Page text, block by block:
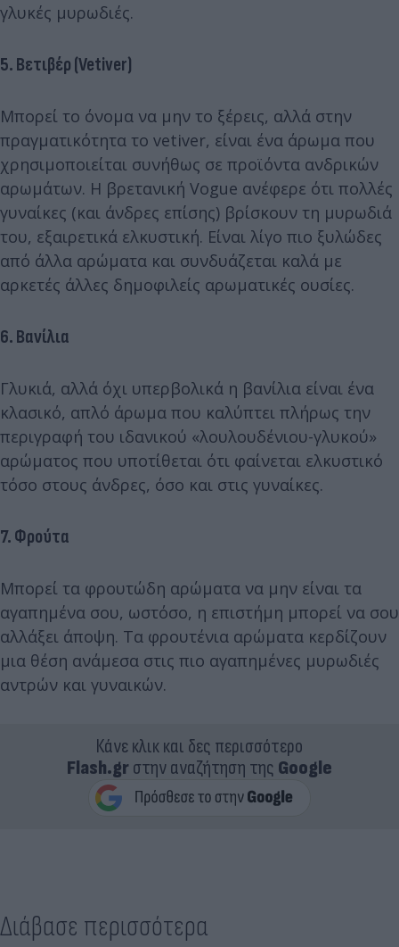
γλυκές μυρωδιές.
5. Βετιβέρ (Vetiver)
Μπορεί το όνομα να μην το ξέρεις, αλλά στην
πραγματικότητα το vetiver, είναι ένα άρωμα που
χρησιμοποιείται συνήθως σε προϊόντα ανδρικών
αρωμάτων. Η βρετανική Vogue ανέφερε ότι πολλές
γυναίκες (και άνδρες επίσης) βρίσκουν τη μυρωδιά
του, εξαιρετικά ελκυστική. Είναι λίγο πιο ξυλώδες
από άλλα αρώματα και συνδυάζεται καλά με
αρκετές άλλες δημοφιλείς αρωματικές ουσίες.
6. Βανίλια
Γλυκιά, αλλά όχι υπερβολικά η βανίλια είναι ένα
κλασικό, απλό άρωμα που καλύπτει πλήρως την
περιγραφή του ιδανικού «λουλουδένιου-γλυκού»
αρώματος που υποτίθεται ότι φαίνεται ελκυστικό
τόσο στους άνδρες, όσο και στις γυναίκες.
7. Φρούτα
Μπορεί τα φρουτώδη αρώματα να μην είναι τα
αγαπημένα σου, ωστόσο, η επιστήμη μπορεί να σου
αλλάξει άποψη. Τα φρουτένια αρώματα κερδίζουν
μια θέση ανάμεσα στις πιο αγαπημένες μυρωδιές
αντρών και γυναικών.
Κάνε κλικ και δες περισσότερο
Flash.grστην αναζήτηση της Google
Διάβασε περισσότερα